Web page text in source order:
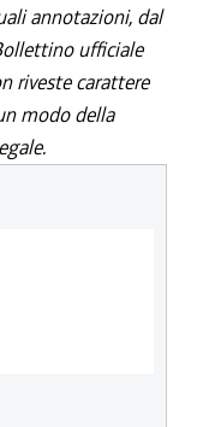
annotazioni, dal
ufficiale
riveste carattere
modo della